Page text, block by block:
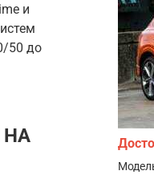
и
50 до
НА